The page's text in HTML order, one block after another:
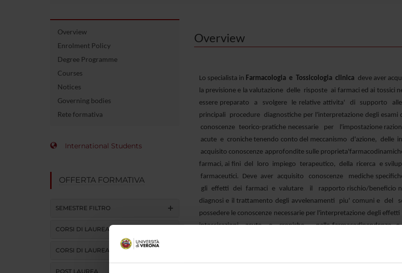
Overview
Enrolment Policy
Degree Programme
Courses
Notices
Governing bodies
Rete formativa
International Students
OFFERTA FORMATIVA
SEMESTRE FILTRO
CORSI DI LAUREA
CORSI DI LAUREA MAGISTRALE
POST LAUREA
Overview
Lo specialista in Farmacologia e Tossicologia clinica deve aver
la previsione e la valutazione delle risposte ai farmaci ed ai tossici
essere preparato a svolgere le relative attivita' di supporto
principali procedure diagnostiche per l'interpretazione degli
conoscenze teorico-pratiche necessarie per l'impostazione
acute e croniche tenendo conto del meccanismo d'azione, delle
acquisito conoscenze approfondite sulle
farmaci, ai fini del loro impiego terapeutico, della ricerca e
farmaceutici. Deve aver acquisito conoscenze mediche
gli effetti dei farmaci e valutare il rapporto rischio/beneficio
diagnosi e il trattamento degli avvelenamenti piu' comuni e del
possedere le conoscenze necessarie per l'interpretazione degli
intossicazioni acute e croniche, nelle farmacodipendenze e
applicare le conoscenze mediche ed i modelli necessari per
rischio delle malattie ai fini dell'impiego razionale dei farmaci a
alla sperimentazione clinica e preclinica dei farmaci nonche'